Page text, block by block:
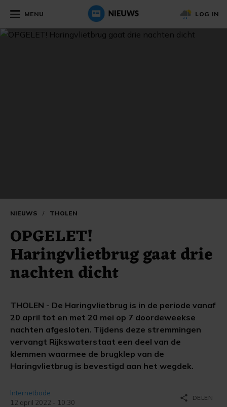
MENU LOG IN
NIEUWS / THOLEN
OPGELET!
Haringvlietbrug gaat drie
nachten dicht
THOLEN - De Haringvlietbrug is in de periode vanaf
20 april tot en met 20 mei op 7 doordeweekse
nachten afgesloten. Tijdens deze stremmingen
vervangt Rijkswaterstaat een deel van de
klemmen waarmee de brugklep van de
Haringvlietbrug is bevestigd aan het wegdek.
Internetbode
12 april 2022 - 10:30
share DELEN